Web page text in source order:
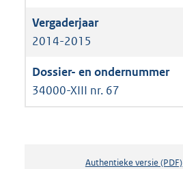
2014-2015
34000-XIII nr. 67
Authentieke versie (PDF)b